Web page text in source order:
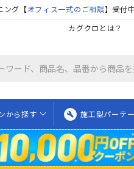
ング【オフィス一式のご相談】受付中
カグクロとは？
から探す build_circle 施工型パーテ